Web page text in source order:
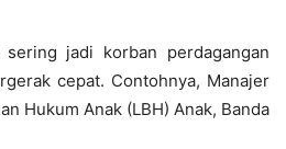
jadi korban perdagangan
cepat. Contohnya, Manajer
Hukum Anak (LBH) Anak, Banda